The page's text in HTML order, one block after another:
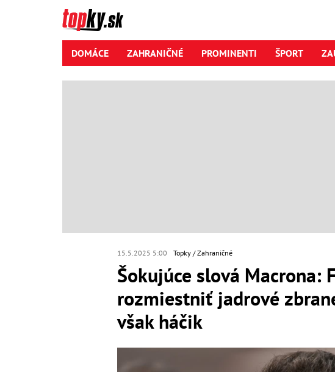
DOMÁCE ZAHRANIČNÉ PROMINENTI ŠPORT
15.5.2025 5:00 Topky Zahraničné
Šokujúce slová Macrona:
rozmiestniť jadrové
však háčik